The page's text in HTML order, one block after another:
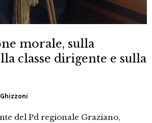
morale, sulla
classe dirigente e sulla
del Pd regionale Graziano,